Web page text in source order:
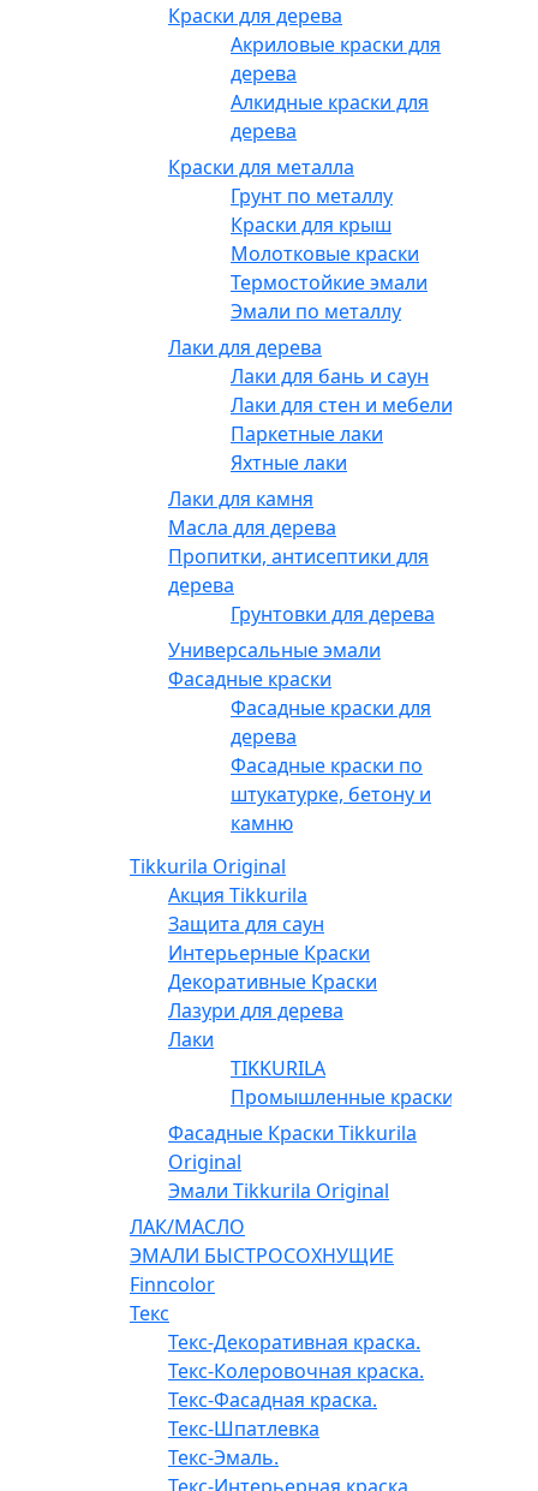
Краски для дерева
Акриловые краски для
дерева
Алкидные краски для
дерева
Краски для металла
Грунт по металлу
Краски для крыш
Молотковые краски
Термостойкие эмали
Эмали по металлу
Лаки для дерева
Лаки для бань и саун
Лаки для стен и мебели
Паркетные лаки
Яхтные лаки
Лаки для камня
Масла для дерева
Пропитки, антисептики для
дерева
Грунтовки для дерева
Универсальные эмали
Фасадные краски
Фасадные краски для
дерева
Фасадные краски по
штукатурке, бетону и
камню
Tikkurila Original
Акция Tikkurila
Защита для саун
Интерьерные Краски
Декоративные Краски
Лазури для дерева
Лаки
TIKKURILA
Промышленные краски
Фасадные Краски Tikkurila
Original
Эмали Tikkurila Original
ЛАК/МАСЛО
ЭМАЛИ БЫСТРОСОХНУЩИЕ
Finncolor
Текс
Текс-Декоративная краска.
Текс-Колеровочная краска.
Текс-Фасадная краска.
Текс-Шпатлевка
Текс-Эмаль.